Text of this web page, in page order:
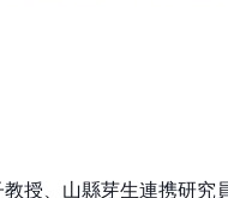
授、山縣芽生連携研究